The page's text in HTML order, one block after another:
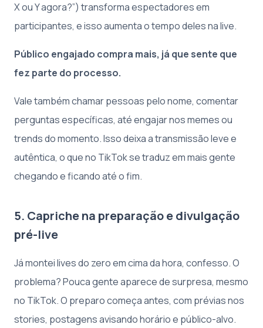
X ou Y agora?”) transforma espectadores em
participantes, e isso aumenta o tempo deles na live.
Público engajado compra mais, já que sente que
fez parte do processo.
Vale também chamar pessoas pelo nome, comentar
perguntas específicas, até engajar nos memes ou
trends do momento. Isso deixa a transmissão leve e
autêntica, o que no TikTok se traduz em mais gente
chegando e ficando até o fim.
5. Capriche na preparação e divulgação
pré-live
Já montei lives do zero em cima da hora, confesso. O
problema? Pouca gente aparece de surpresa, mesmo
no TikTok. O preparo começa antes, com prévias nos
stories, postagens avisando horário e público-alvo.